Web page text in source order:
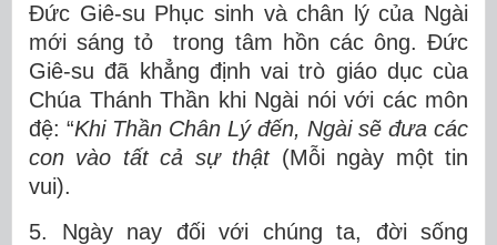
Đức Giê-su Phục sinh và chân lý của Ngài
mới sáng tỏ trong tâm hồn các ông. Đức
Giê-su đã khẳng định vai trò giáo dục cùa
Chúa Thánh Thần khi Ngài nói với các môn
đệ: “Khi Thần Chân Lý đến, Ngài sẽ đưa các
con vào tất cả sự thật(Mỗi ngày một tin
vui).
5. Ngày nay đối với chúng ta, đời sống